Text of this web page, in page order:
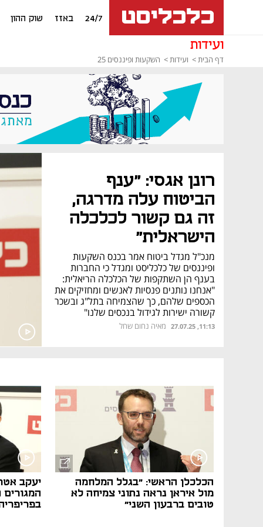
24/7 באזז שוק ההון
ועידות
דף הבית ועידות השקעות ופיננסים 25
רונן אגסי: "ענף
הביטוח עלה מדרגה,
זה גם קשור לכלכלה
הישראלית"
מנכ"ל מגדל ביטוח אמר בכנס השקעות
ופיננסים של כלכליסט ומגדל כי החברות
בענף הן השתקפות של הכלכלה הריאלית:
"אנחנו נותנים פנסיות לאנשים ומחזיקים את
הכספים שלהם, כך שהצמיחה בתל"ג ובשכר
קשורה ישירות לגידול בנכסים שלנו"
11:13, 27.07.25 מאיה נחום שחל
הכלכלן הראשי: "בגלל המלחמה
מול איראן נראה נתוני צמיחה לא
טובים ברבעון השני"
יעקב
נפתח בכרטיסייה חדשה
נפתח בכרטיסייה חדשה נפתח בכרטיסייה חדשה
נפתח בכרטיסייה חדשה